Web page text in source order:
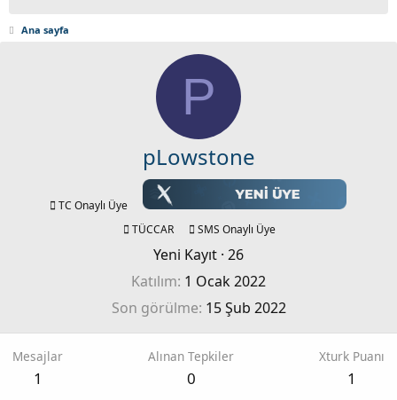
Ana sayfa
P
pLowstone
TC Onaylı Üye
TÜCCAR
SMS Onaylı Üye
Yeni Kayıt · 26
Katılım 1 Ocak 2022
Son görülme 15 Şub 2022
Mesajlar
1
Alınan Tepkiler
0
Xturk Puanı
1